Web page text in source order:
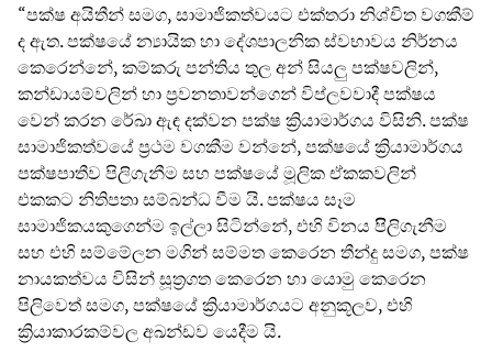
“පක්ෂ අයිතීන් සමග, සාමාජිකත්වයට එක්තරා නිශ්චිත වගකීම්
ද ඇත. පක්ෂයේ න්‍යායික හා දේශපාලනික ස්වභාවය නිර්නය
කෙරෙන්නේ, කම්කරු පන්තිය තුල අන් සියලු පක්ෂවලින්,
කන්ඩායම්වලින් හා ප්‍රවනතාවන්ගෙන් විප්ලවවාදී පක්ෂය
වෙන් කරන රේඛා ඇඳ දක්වන පක්ෂ ක්‍රියාමාර්ගය විසිනි. පක්ෂ
සාමාජිකත්වයේ ප්‍රථම වගකීම වන්නේ, පක්ෂයේ ක්‍රියාමාර්ගය
පක්ෂපාතීව පිලිගැනීම සහ පක්ෂයේ මූලික ඒකකවලින්
එකකට නිතිපතා සම්බන්ධ වීම යි. පක්ෂය සෑම
සාමාජිකයකුගෙන්ම ඉල්ලා සිටින්නේ, එහි විනය පිිලිගැනීම
සහ එහි සම්මේලන මගින් සම්මත කෙරෙන තීන්දු සමග, පක්ෂ
නායකත්වය විසින් සූත්‍රගත කෙරෙන හා යොමු කෙරෙන
පිලිවෙත් සමග, පක්ෂයේ ක්‍රියාමාර්ගයට අනුකූලව, එහි
ක්‍රියාකාරකම්වල අඛන්ඩව යෙදීම යි.